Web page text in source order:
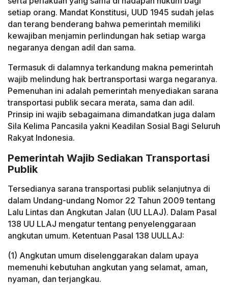
setiap orang. Mandat Konstitusi, UUD 1945 sudah jelas
dan terang benderang bahwa pemerintah memiliki
kewajiban menjamin perlindungan hak setiap warga
negaranya dengan adil dan sama.
Termasuk di dalamnya terkandung makna pemerintah
wajib melindung hak bertransportasi warga negaranya.
Pemenuhan ini adalah pemerintah menyediakan sarana
transportasi publik secara merata, sama dan adil.
Prinsip ini wajib sebagaimana dimandatkan juga dalam
Sila Kelima Pancasila yakni Keadilan Sosial Bagi Seluruh
Rakyat Indonesia.
Pemerintah Wajib Sediakan Transportasi
Publik
Tersedianya sarana transportasi publik selanjutnya di
dalam Undang-undang Nomor 22 Tahun 2009 tentang
Lalu Lintas dan Angkutan Jalan (UU LLAJ). Dalam Pasal
138 UU LLAJ mengatur tentang penyelenggaraan
angkutan umum. Ketentuan Pasal 138 UULLAJ:
(1) Angkutan umum diselenggarakan dalam upaya
memenuhi kebutuhan angkutan yang selamat, aman,
nyaman, dan terjangkau.